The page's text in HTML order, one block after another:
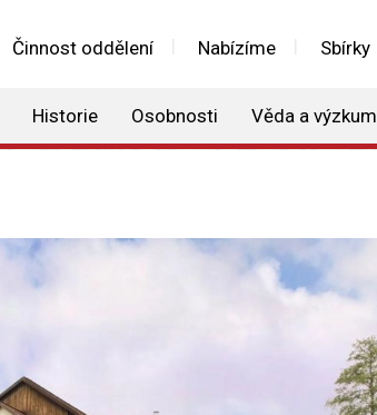
Činnost oddělení Nabízíme Sbírky
Historie Osobnosti Věda a výzkum